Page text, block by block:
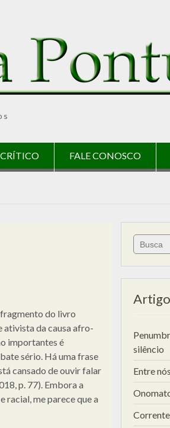
FALE CONOSCO
do livro
ativista da causa afro-
importantes é
sério. Há uma frase
cansado de ouvir falar
p. 77). Embora a
racial, me parece que a
Search
for:
silêncio
Entre